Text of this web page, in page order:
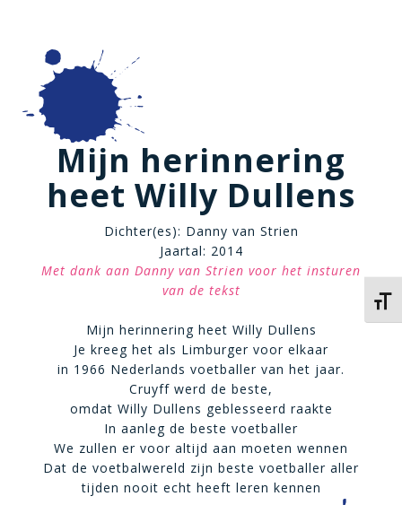
Mijn herinnering
heet Willy Dullens
Dichter(es): Danny van Strien
Jaartal: 2014
Met dank aan Danny van Strien voor het insturen
van de tekst
Mijn herinnering heet Willy Dullens
Je kreeg het als Limburger voor elkaar
in 1966 Nederlands voetballer van het jaar.
Cruyff werd de beste,
omdat Willy Dullens geblesseerd raakte
In aanleg de beste voetballer
We zullen er voor altijd aan moeten wennen
Dat de voetbalwereld zijn beste voetballer aller
tijden nooit echt heeft leren kennen